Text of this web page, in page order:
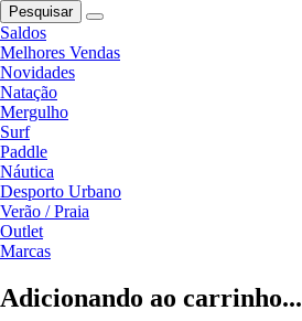
Pesquisar
Saldos
Melhores Vendas
Novidades
Natação
Mergulho
Surf
Paddle
Náutica
Desporto Urbano
Verão / Praia
Outlet
Marcas
Adicionando ao carrinho...